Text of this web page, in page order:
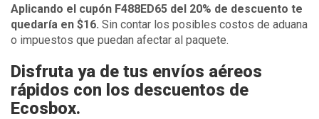
Aplicando el cupón F488ED65 del 20% de descuento te
quedaría en $16. Sin contar los posibles costos de aduana
o impuestos que puedan afectar al paquete.
Disfruta ya de tus envíos aéreos
rápidos con los descuentos de
Ecosbox.